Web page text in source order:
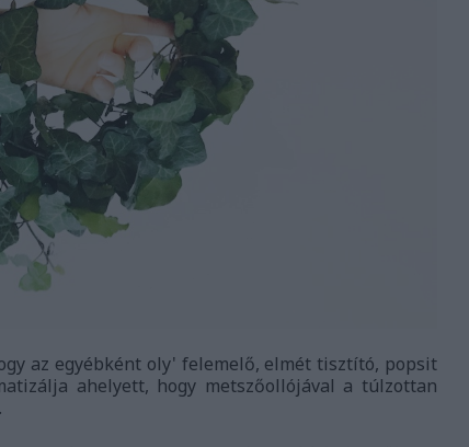
az egyébként oly' felemelő, elmét tisztító, popsit
ahelyett, hogy metszőollójával a túlzottan